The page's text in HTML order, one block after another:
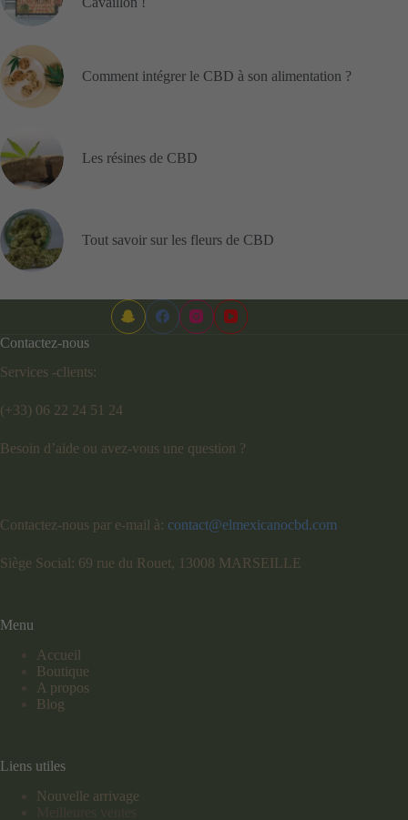
Comment intégrer le CBD à son alimentation ?
Les résines de CBD
Tout savoir sur les fleurs de CBD
Contactez-nous
Services -clients:
(+33) 06 22 24 51 24
Besoin d’aide ou avez-vous une question ?
Contactez-nous par e-mail à: contact@elmexicanocbd.com
Siège Social: 69 rue du Rouet, 13008 MARSEILLE
Menu
Accueil
Boutique
A propos
Blog
Liens utiles
Nouvelle arrivage